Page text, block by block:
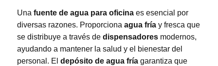
Una fuente de agua para oficina es esencial por
diversas razones. Proporciona agua fría y fresca que
se distribuye a través de dispensadores modernos,
ayudando a mantener la salud y el bienestar del
personal. El depósito de agua fría garantiza que